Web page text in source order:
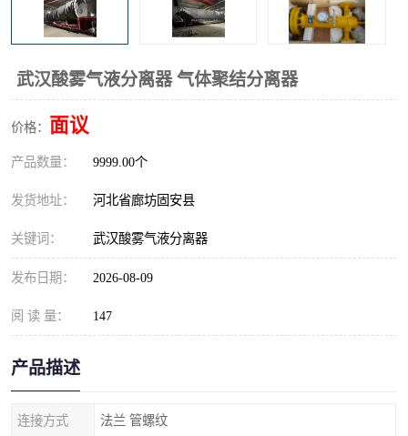
武汉酸雾气液分离器 气体聚结分离器
价格： 面议
产品数量： 9999.00个
发货地址： 河北省廊坊固安县
关键词： 武汉酸雾气液分离器
发布日期： 2026-08-09
阅 读 量： 147
产品描述
连接方式 法兰 管螺纹